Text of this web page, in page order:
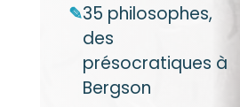
✎35 philosophes,
des
présocratiques à
Bergson